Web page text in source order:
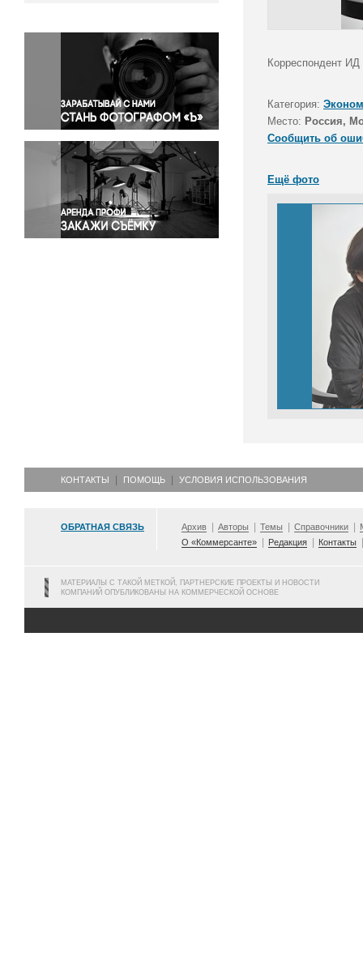
Окружающая среда
Политика
Правосудие
Происшествия и конфликты
Религия
Светская жизнь
Спорт
Экология
Экономика и бизнес
Корреспондент
Категория:
Место: Россия,
Сообщить об
Ещё фото
КОНТАКТЫ ПОМОЩЬ УСЛОВИЯ ИСПОЛЬЗОВАНИЯ
ОБРАТНАЯ СВЯЗЬ Архив Авторы Темы Справочники
О «Коммерсанте»
Редакция Контакты
МАТЕРИАЛЫ С ТАКОЙ МЕТКОЙ, ПАРТНЕРСКИЕ ПРОЕКТЫ И НОВОСТИ
КОМПАНИЙ ОПУБЛИКОВАНЫ НА КОММЕРЧЕСКОЙ ОСНОВЕ